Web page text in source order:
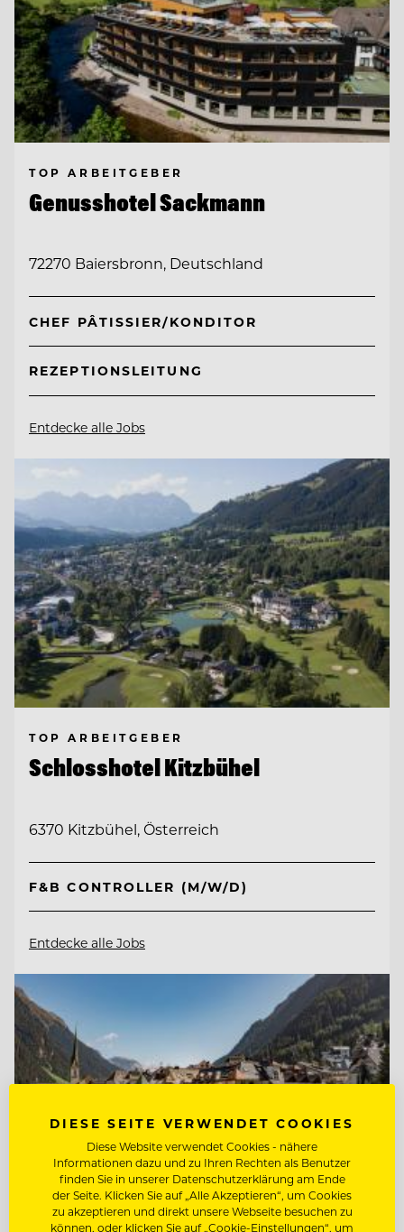
TOP ARBEITGEBER
Genusshotel Sackmann
72270 Baiersbronn, Deutschland
CHEF PÂTISSIER/KONDITOR
REZEPTIONSLEITUNG
Entdecke alle Jobs
TOP ARBEITGEBER
Schlosshotel Kitzbühel
6370 Kitzbühel, Österreich
F&B CONTROLLER (M/W/D)
Entdecke alle Jobs
DIESE SEITE VERWENDET COOKIES
Diese Website verwendet Cookies - nähere
Informationen dazu und zu Ihren Rechten als Benutzer
finden Sie in unserer Datenschutzerklärung am Ende
der Seite. Klicken Sie auf „Alle Akzeptieren“, um Cookies
zu akzeptieren und direkt unsere Webseite besuchen zu
können, oder klicken Sie auf „Cookie-Einstellungen“, um